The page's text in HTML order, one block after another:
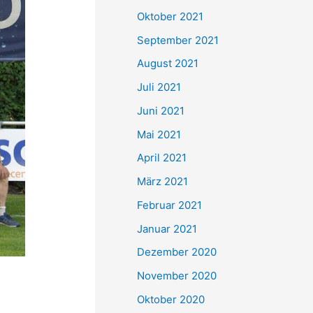
e
n
h
:
Oktober 2021
September 2021
August 2021
Juli 2021
Juni 2021
Mai 2021
April 2021
März 2021
Februar 2021
Januar 2021
Dezember 2020
November 2020
Oktober 2020